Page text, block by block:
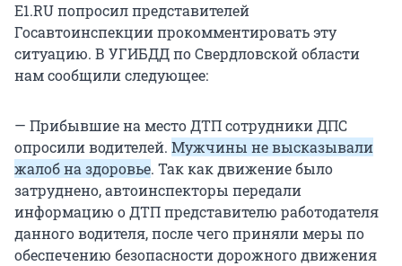
E1.RU попросил представителей
Госавтоинспекции прокомментировать эту
ситуацию. В УГИБДД по Свердловской области
нам сообщили следующее:
— Прибывшие на место ДТП сотрудники ДПС
опросили водителей. Мужчины не высказывали
жалоб на здоровье. Так как движение было
затруднено, автоинспекторы передали
информацию о ДТП представителю работодателя
данного водителя, после чего приняли меры по
обеспечению безопасности дорожного движения